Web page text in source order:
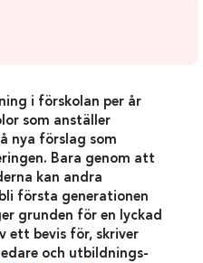
i förskolan per år
som anställer
nya förslag som
Bara genom att
kan andra
första generationen
grunden för en lyckad
ett bevis för, skriver
och utbildnings-